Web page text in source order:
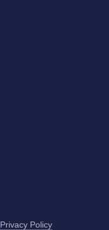
Privacy Policy